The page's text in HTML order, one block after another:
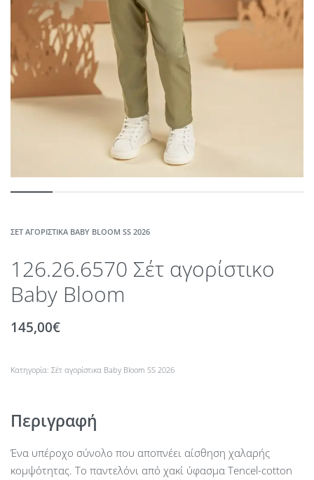
ΣΈΤ ΑΓΟΡΊΣΤΙΚΑ BABY BLOOM SS 2026
126.26.6570 Σέτ αγορίστικο
Baby Bloom
145,00€
Κατηγορία: Σέτ αγορίστικα Baby Bloom SS 2026
Περιγραφή
Ένα υπέροχο σύνολο που αποπνέει αίσθηση χαλαρής
κομψότητας. Το παντελόνι από χακί ύφασμα Tencel-cotton